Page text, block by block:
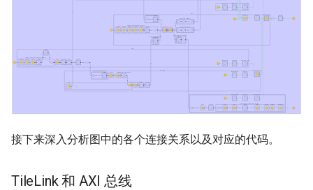
接下来深入分析图中的各个连接关系以及对应的代码。
TileLink 和 AXI 总线